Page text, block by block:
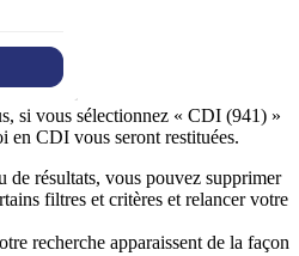
si vous sélectionnez « CDI (941) »
en CDI vous seront restituées.
de résultats, vous pouvez supprimer
filtres et critères et relancer votre
recherche apparaissent de la façon